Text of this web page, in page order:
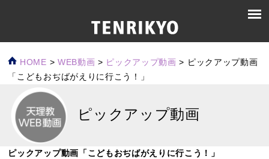
HOME > WEB動画 > ピックアップ動画 > ピックアップ動画
「こどもおぢばがえりに行こう！」
ピックアップ動画
ピックアップ動画「こどもおぢばがえりに行こう！」